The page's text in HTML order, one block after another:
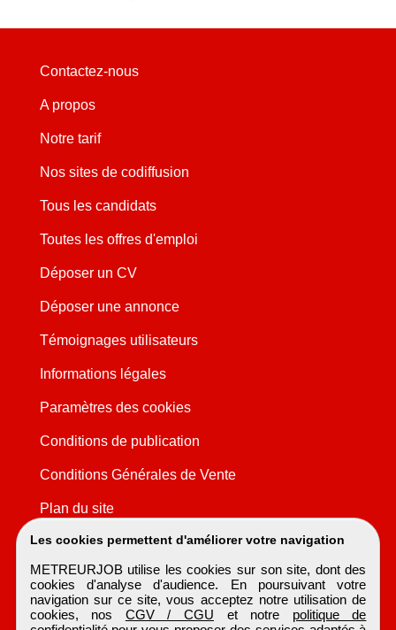
Les cookies permettent d'améliorer votre navigation
METREURJOB utilise les cookies sur son site, dont des
cookies d'analyse d'audience. En poursuivant votre
navigation sur ce site, vous acceptez notre utilisation de
cookies, nos CGV / CGU et notre politique de
Contactez-nous
A propos
Notre tarif
Nos sites de codiffusion
Tous les candidats
Toutes les offres d'emploi
Déposer un CV
Déposer une annonce
Témoignages utilisateurs
Informations légales
Paramètres des cookies
Conditions de publication
Conditions Générales de Vente
Plan du site